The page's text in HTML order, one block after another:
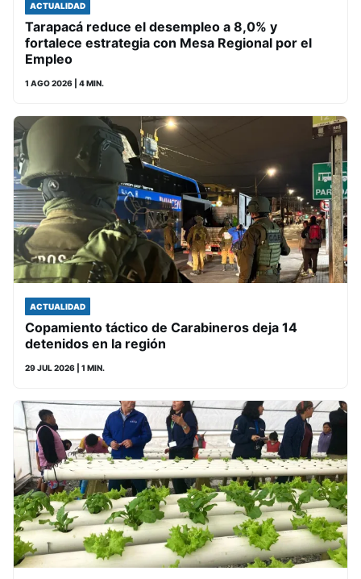
ACTUALIDAD
Tarapacá reduce el desempleo a 8,0% y
fortalece estrategia con Mesa Regional por el
Empleo
1 AGO 2026 | 4 MIN.
ACTUALIDAD
Copamiento táctico de Carabineros deja 14
detenidos en la región
29 JUL 2026 | 1 MIN.